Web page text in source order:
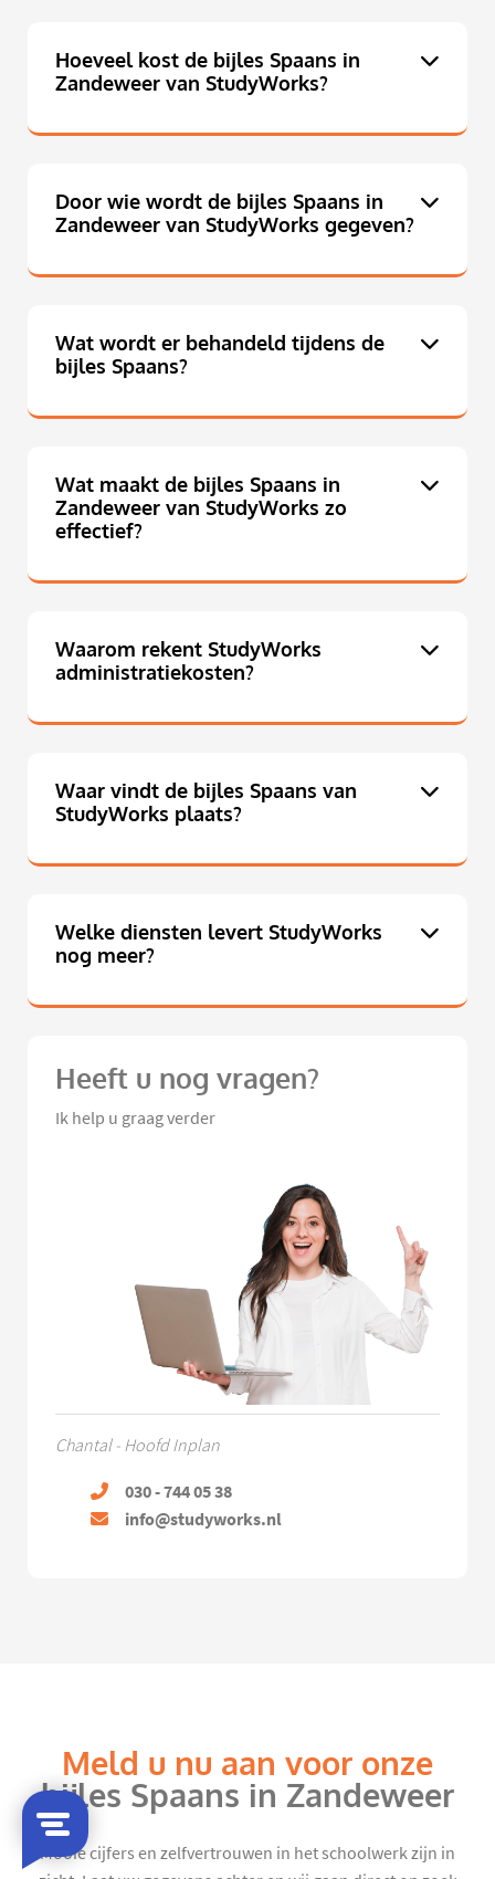
Hoeveel kost de bijles Spaans in
Zandeweer van StudyWorks?
Door wie wordt de bijles Spaans in
Zandeweer van StudyWorks gegeven?
Wat wordt er behandeld tijdens de
bijles Spaans?
Wat maakt de bijles Spaans in
Zandeweer van StudyWorks zo
effectief?
Waarom rekent StudyWorks
administratiekosten?
Waar vindt de bijles Spaans van
StudyWorks plaats?
Welke diensten levert StudyWorks
nog meer?
Heeft u nog vragen?
Ik help u graag verder
Chantal - Hoofd Inplan
030 - 744 05 38
info@studyworks.nl
Meld u nu aan voor onze
bijles Spaans in Zandeweer
Mooie cijfers en zelfvertrouwen in het schoolwerk zijn in